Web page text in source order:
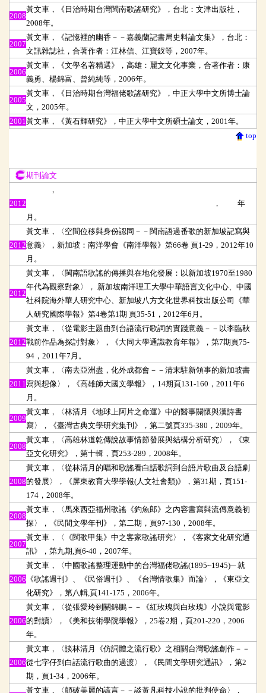
2008
黃文車，《日治時期台灣閩南歌謠研究》，台北：文津出版社，
2008年。
2007
黃文車，《記憶裡的幽香－－嘉義蘭記書局史料論文集》，台北：
文訊雜誌社，合著作者：江林信、江寶釵等，2007年。
2006
黃文車，《文學名著精選》，高雄：麗文文化事業，合著作者：康
義勇、楊錦富、曾純純等，2006年。
2005
黃文車，《日治時期台灣福佬歌謠研究》，中正大學中文所博士論
文，2005年。
2001 黃文車，《黃石輝研究》，中正大學中文所碩士論文，2001年。
top
期刊論文
2012
，
， 年
月。
2012
黃文車，〈空間位移與身份認同－－閩南語過番歌的新加坡記寫與
意義〉，新加坡：南洋學會《南洋學報》第66卷 頁1-29，2012年10
月。
2012
黃文車，〈閩南語歌謠的傳播與在地化發展：以新加坡1970至1980
年代為觀察對象〉， 新加坡南洋理工大學中華語言文化中心、中國
社科院海外華人研究中心、新加坡八方文化世界科技出版公司《華
人研究國際學報》第4卷第1期 頁35-51，2012年6月。
2012
黃文車，〈從電影主題曲到台語流行歌詞的實踐意義－－以李臨秋
戰前作品為探討對象〉，《大同大學通識教育年報》，第7期頁75-
94，2011年7月。
2011
黃文車，〈南去亞洲盡，化外成都會－－清末駐新領事的新加坡書
寫與想像〉，《高雄師大國文學報》，14期頁131-160，2011年6
月。
2009
黃文車，〈林清月《地球上阿片之命運》中的醫事關懷與漢詩書
寫〉，《臺灣古典文學研究集刊》，第二號頁335-380，2009年。
2008
黃文車，〈高雄林道乾傳說故事情節發展與結構分析研究〉，《東
亞文化研究》，第十輯，頁253-289，2008年。
2008
黃文車，〈從林清月的唱和歌謠看白話歌詞到台語片歌曲及台語劇
的發展〉，《屏東教育大學學報(人文社會類)》，第31期，頁151-
174，2008年。
2008
黃文車，〈馬來西亞福州歌謠《釣魚郎》之內容書寫與流傳意義初
探〉，《民間文學年刊》，第二期，頁97-130，2008年。
2007
黃文車，〈《閩歌甲集》中之客家歌謠研究〉，《客家文化研究通
訊》，第九期,頁6-40，2007年。
2006
黃文車，〈中國歌謠整理運動中的台灣福佬歌謠(1895~1945)─ 就
《歌謠週刊》、《民俗週刊》、《台灣情歌集》而論〉，《東亞文
化研究》，第八輯,頁141-175，2006年。
2006
黃文車，〈從張愛玲到關錦鵬－－《紅玫瑰與白玫瑰》小說與電影
的對讀〉，《美和技術學院學報》，25卷2期，頁201-220，2006
年。
2006
黃文車，〈談林清月《仿詞體之流行歌》之相關台灣歌謠創作－－
從七字仔到白話流行歌曲的過渡〉，《民間文學研究通訊》，第2
期，頁1-34，2006年。
黃文車，〈顛破美麗的謊言－－談黃凡科技小說的批判使命〉，